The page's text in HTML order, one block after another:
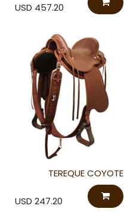
USD 457.20
TEREQUE COYOTE
USD 247.20